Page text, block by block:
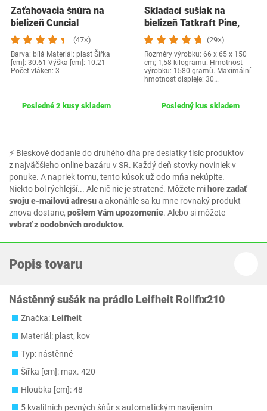
⚡ Bleskové dodanie do druhého dňa pre desiatky tisíc produktov
z najväčšieho online bazáru v SR. Každý deň stovky noviniek v
ponuke. A napriek tomu, tento kúsok už odo mňa nekúpite.
Niekto bol rýchlejší... Ale nič nie je stratené. Môžete mi hore zadať
svoju e-mailovú adresua akonáhle sa ku mne rovnaký produkt
znova dostane, pošlem Vám upozornenie. Alebo si môžete
vybrať z podobných produktov.
Zaťahovacia šnúra na
bielizeň Cuncial
(47×)
Barva: bílá Materiál: plast Šířka
[cm]: 30.61 Výška [cm]: 10.21
Počet vláken: 3
Posledné 2 kusy skladem
Skladací sušiak na
bielizeň Tatkraft Pine,
odolný, s…
(29×)
Rozměry výrobku: 66 x 65 x 150
cm; 1,58 kilogramu. Hmotnost
výrobku: 1580 gramů. Maximální
hmotnost displeje: 30…
Posledný kus skladem
Popis tovaru
Nástěnný sušák na prádlo Leifheit Rollfix210
Značka:Leifheit
Materiál: plast, kov
Typ: nástěnné
Šířka [cm]: max. 420
Hloubka [cm]: 48
5 kvalitních pevných šňůr s automatickým navíjením